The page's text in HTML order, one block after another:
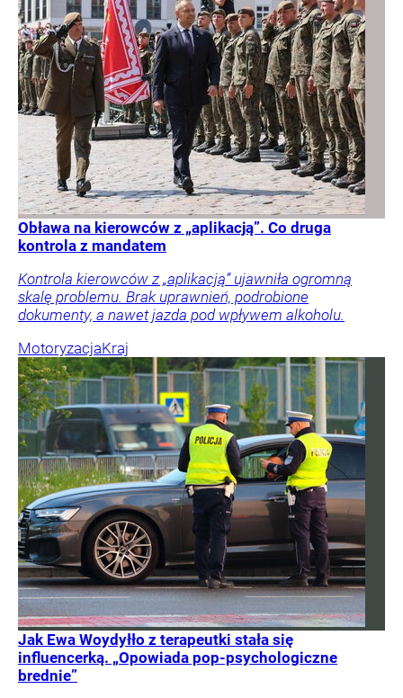
Obława na kierowców z „aplikacją”. Co druga
kontrola z mandatem
Kontrola kierowców z „aplikacją” ujawniła ogromną
skalę problemu. Brak uprawnień, podrobione
dokumenty, a nawet jazda pod wpływem alkoholu.
MotoryzacjaKraj
Jak Ewa Woydyłło z terapeutki stała się
influencerką. „Opowiada pop-psychologiczne
brednie”